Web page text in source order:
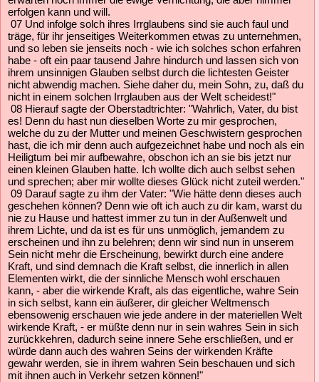
erfolgen kann und will.
07 Und infolge solch ihres Irrglaubens sind sie auch faul und
träge, für ihr jenseitiges Weiterkommen etwas zu unternehmen,
und so leben sie jenseits noch - wie ich solches schon erfahren
habe - oft ein paar tausend Jahre hindurch und lassen sich von
ihrem unsinnigen Glauben selbst durch die lichtesten Geister
nicht abwendig machen. Siehe daher du, mein Sohn, zu, daß du
nicht in einem solchen Irrglauben aus der Welt scheidest!"
08 Hierauf sagte der Oberstadtrichter: "Wahrlich, Vater, du bist
es! Denn du hast nun dieselben Worte zu mir gesprochen,
welche du zu der Mutter und meinen Geschwistern gesprochen
hast, die ich mir denn auch aufgezeichnet habe und noch als ein
Heiligtum bei mir aufbewahre, obschon ich an sie bis jetzt nur
einen kleinen Glauben hatte. Ich wollte dich auch selbst sehen
und sprechen; aber mir wollte dieses Glück nicht zuteil werden."
09 Darauf sagte zu ihm der Vater: "Wie hätte denn dieses auch
geschehen können? Denn wie oft ich auch zu dir kam, warst du
nie zu Hause und hattest immer zu tun in der Außenwelt und
ihrem Lichte, und da ist es für uns unmöglich, jemandem zu
erscheinen und ihn zu belehren; denn wir sind nun in unserem
Sein nicht mehr die Erscheinung, bewirkt durch eine andere
Kraft, und sind demnach die Kraft selbst, die innerlich in allen
Elementen wirkt, die der sinnliche Mensch wohl erschauen
kann, - aber die wirkende Kraft, als das eigentliche, wahre Sein
in sich selbst, kann ein äußerer, dir gleicher Weltmensch
ebensowenig erschauen wie jede andere in der materiellen Welt
wirkende Kraft, - er müßte denn nur in sein wahres Sein in sich
zurückkehren, dadurch seine innere Sehe erschließen, und er
würde dann auch des wahren Seins der wirkenden Kräfte
gewahr werden, sie in ihrem wahren Sein beschauen und sich
mit ihnen auch in Verkehr setzen können!"